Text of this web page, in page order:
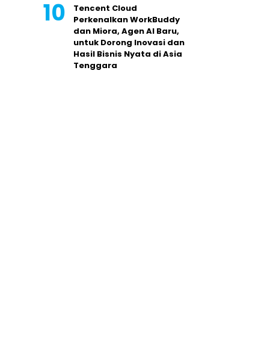
Tencent Cloud
Perkenalkan WorkBuddy
dan Miora, Agen AI Baru,
untuk Dorong Inovasi dan
Hasil Bisnis Nyata di Asia
Tenggara